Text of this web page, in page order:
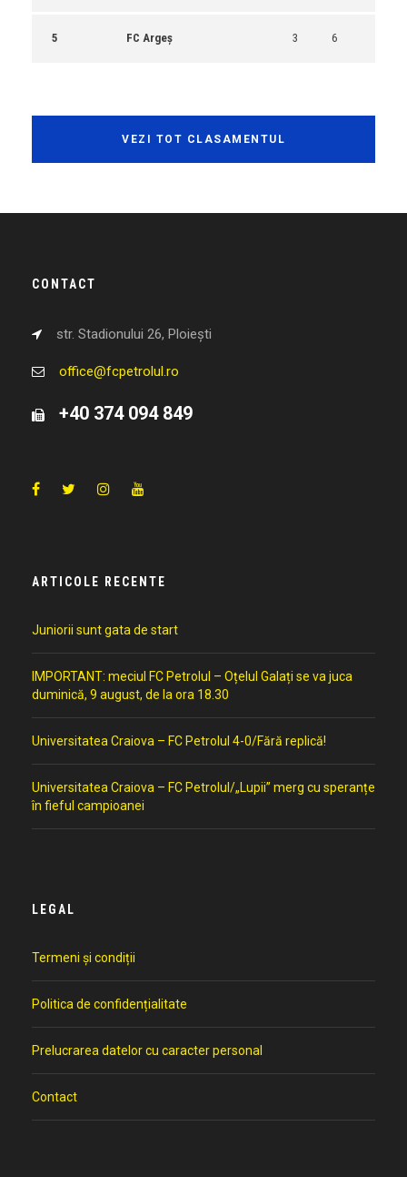
5 FC Argeș 3 6
VEZI TOT CLASAMENTUL
CONTACT
str. Stadionului 26, Ploiești
office@fcpetrolul.ro
+40 374 094 849
ARTICOLE RECENTE
Juniorii sunt gata de start
IMPORTANT: meciul FC Petrolul – Oțelul Galați se va juca
duminică, 9 august, de la ora 18.30
Universitatea Craiova – FC Petrolul 4-0/Fără replică!
Universitatea Craiova – FC Petrolul/„Lupii” merg cu speranțe
în fieful campioanei
LEGAL
Termeni și condiții
Politica de confidențialitate
Prelucrarea datelor cu caracter personal
Contact